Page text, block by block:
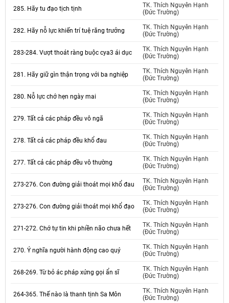
285. Hãy tu đạo tịch tịnh
TK. Thích Nguyên Hạnh
(Đức Trường)
282. Hãy nỗ lực khiến trí tuệ răng trưởng
TK. Thích Nguyên Hạnh
(Đức Trường)
283-284. Vượt thoát ràng buộc cya3 ái dục
TK. Thích Nguyên Hạnh
(Đức Trường)
281. Hãy giữ gìn thận trọng với ba nghiệp
TK. Thích Nguyên Hạnh
(Đức Trường)
280. Nỗ lực chớ hẹn ngày mai
TK. Thích Nguyên Hạnh
(Đức Trường)
279. Tất cả các pháp đều vô ngã
TK. Thích Nguyên Hạnh
(Đức Trường)
278. Tất cả các pháp đều khổ đau
TK. Thích Nguyên Hạnh
(Đức Trường)
277. Tất cả các pháp đều vô thường
TK. Thích Nguyên Hạnh
(Đức Trường)
273-276. Con đường giải thoát mọi khổ đau
TK. Thích Nguyên Hạnh
(Đức Trường)
273-276. Con đường giải thoát mọi khổ đạo
TK. Thích Nguyên Hạnh
(Đức Trường)
271-272. Chớ tự tin khi phiền não chưa hết
TK. Thích Nguyên Hạnh
(Đức Trường)
270. Ý nghĩa người hành động cao quý
TK. Thích Nguyên Hạnh
(Đức Trường)
268-269. Từ bỏ ác pháp xứng gọi ẩn sĩ
TK. Thích Nguyên Hạnh
(Đức Trường)
264-365. Thế nào là thanh tịnh Sa Môn
TK. Thích Nguyên Hạnh
(Đức Trường)